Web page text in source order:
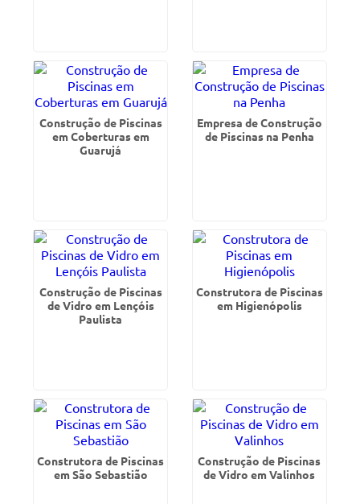
Construção de Piscinas
em Coberturas em
Guarujá
Empresa de Construção
de Piscinas na Penha
Construção de Piscinas
de Vidro em Lençóis
Paulista
Construtora de Piscinas
em Higienópolis
Construtora de Piscinas
em São Sebastião
Construção de Piscinas
de Vidro em Valinhos